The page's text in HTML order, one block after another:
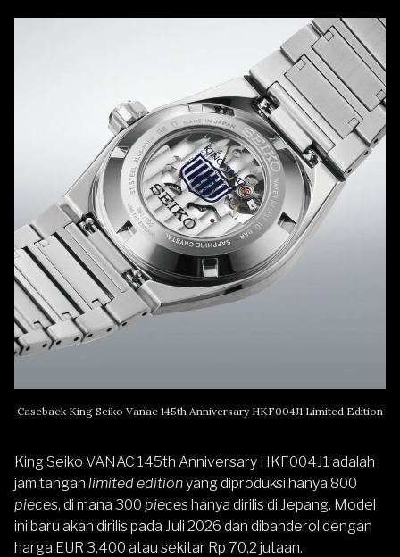
Caseback King Seiko Vanac 145th Anniversary HKF004J1 Limited Edition
King Seiko VANAC 145th Anniversary HKF004J1 adalah
jam tangan limited editionyang diproduksi hanya 800
pieces, di mana 300 pieceshanya dirilis di Jepang. Model
ini baru akan dirilis pada Juli 2026 dan dibanderol dengan
harga EUR 3,400 atau sekitar Rp 70,2 jutaan.